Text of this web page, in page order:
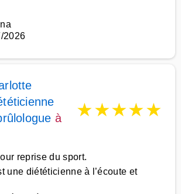
2026
à
★★★★★
reprise du sport.
une diététicienne à l’écoute et